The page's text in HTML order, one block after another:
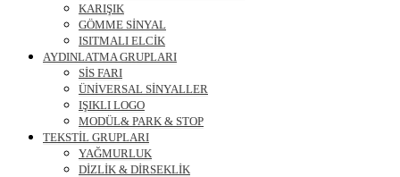
KARIŞIK
GÖMME SİNYAL
ISITMALI ELCİK
AYDINLATMA GRUPLARI
SİS FARI
ÜNİVERSAL SİNYALLER
IŞIKLI LOGO
MODÜL& PARK & STOP
TEKSTİL GRUPLARI
YAĞMURLUK
DİZLİK & DİRSEKLİK